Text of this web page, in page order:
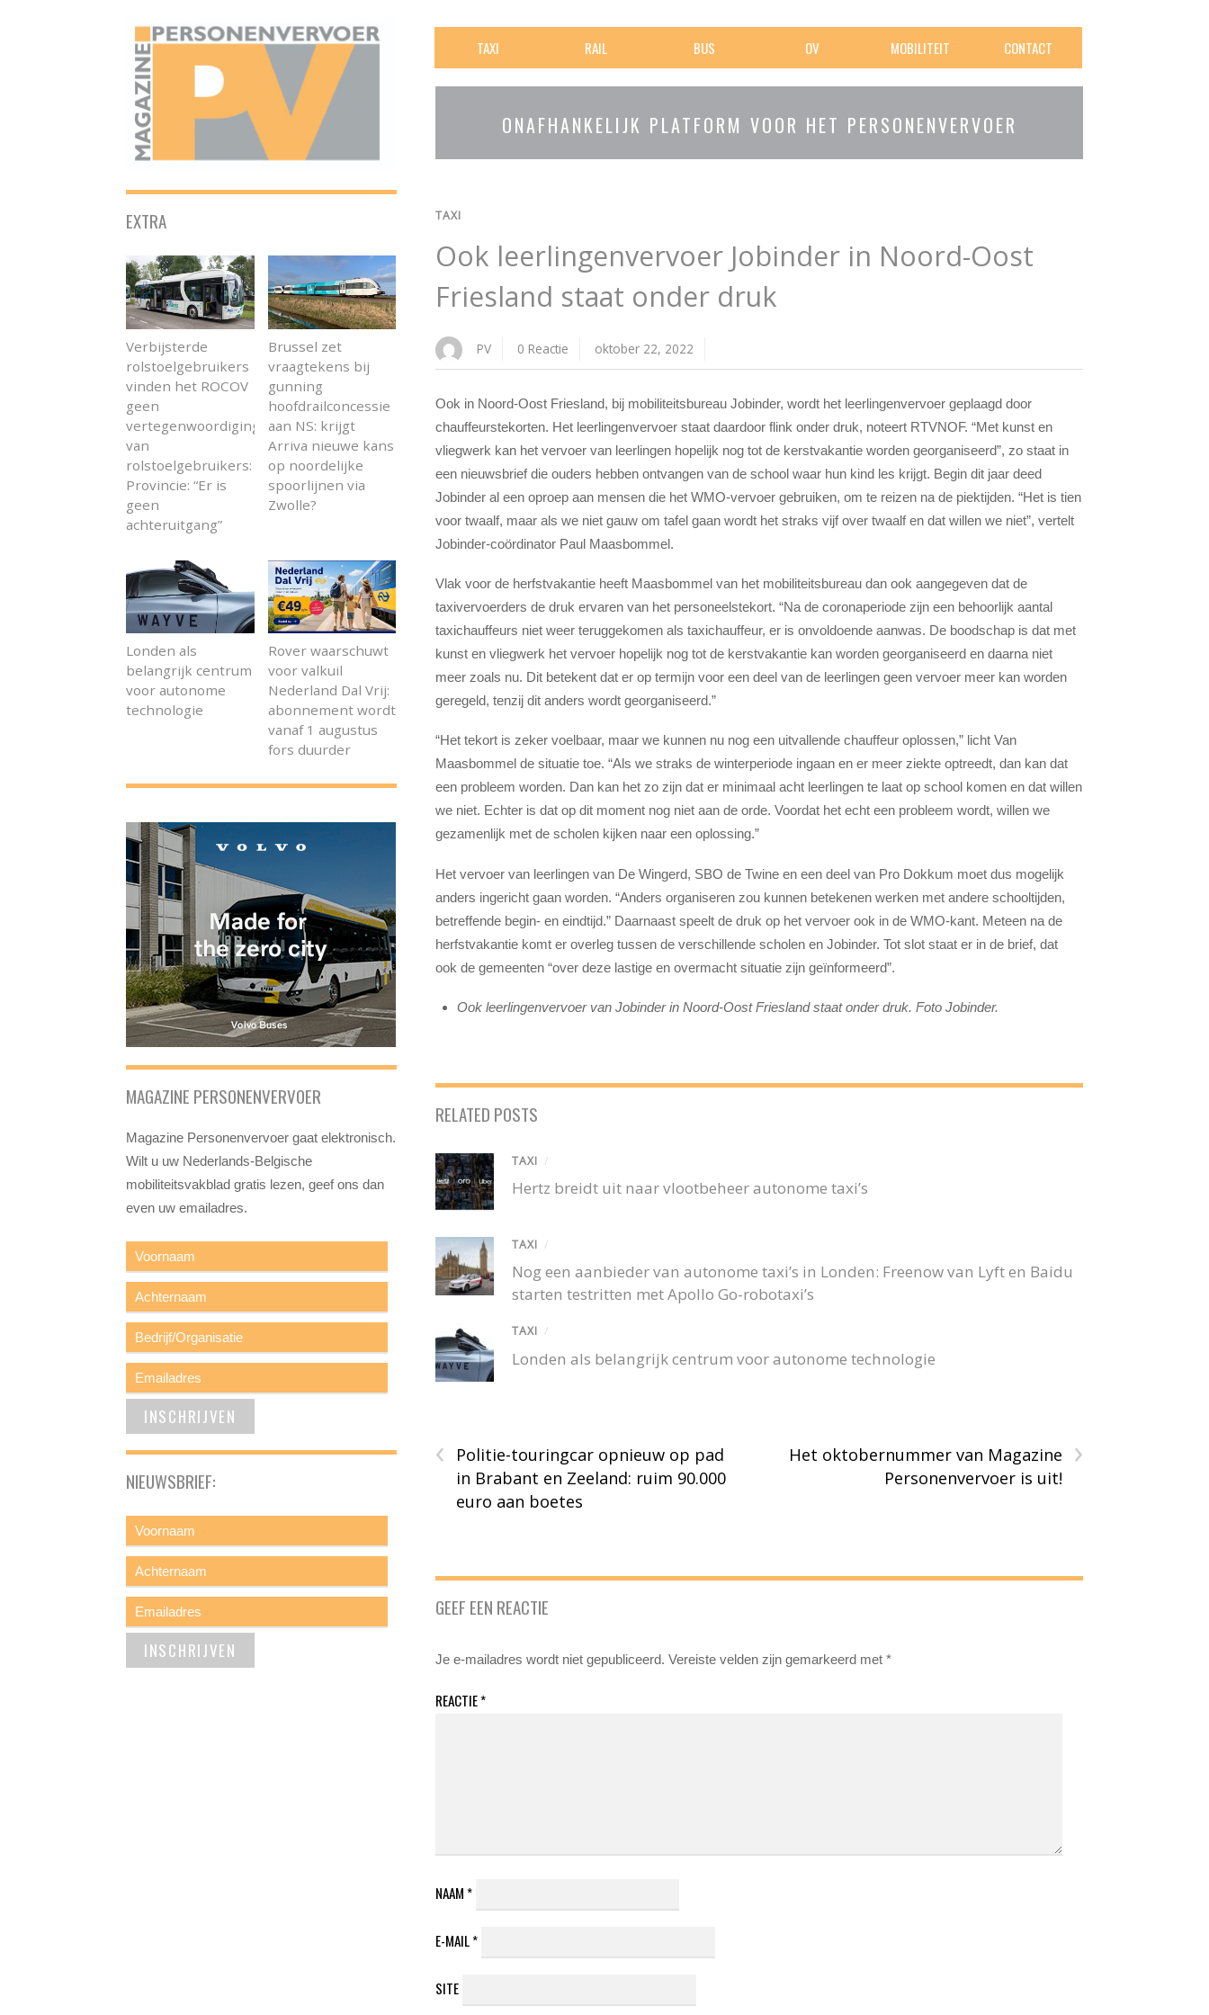
TAXI RAIL BUS OV MOBILITEIT CONTACT
ONAFHANKELIJK PLATFORM VOOR HET PERSONENVERVOER
TAXI
Ook leerlingenvervoer Jobinder in Noord-Oost
Friesland staat onder druk
PV 0 Reactie oktober 22, 2022
Ook in Noord-Oost Friesland, bij mobiliteitsbureau Jobinder, wordt het leerlingenvervoer geplaagd door
chauffeurstekorten. Het leerlingenvervoer staat daardoor flink onder druk, noteert RTVNOF. “Met kunst en
vliegwerk kan het vervoer van leerlingen hopelijk nog tot de kerstvakantie worden georganiseerd”, zo staat in
een nieuwsbrief die ouders hebben ontvangen van de school waar hun kind les krijgt. Begin dit jaar deed
Jobinder al een oproep aan mensen die het WMO-vervoer gebruiken, om te reizen na de piektijden. “Het is tien
voor twaalf, maar als we niet gauw om tafel gaan wordt het straks vijf over twaalf en dat willen we niet”, vertelt
Jobinder-coördinator Paul Maasbommel.
Vlak voor de herfstvakantie heeft Maasbommel van het mobiliteitsbureau dan ook aangegeven dat de
taxivervoerders de druk ervaren van het personeelstekort. “Na de coronaperiode zijn een behoorlijk aantal
taxichauffeurs niet weer teruggekomen als taxichauffeur, er is onvoldoende aanwas. De boodschap is dat met
kunst en vliegwerk het vervoer hopelijk nog tot de kerstvakantie kan worden georganiseerd en daarna niet
meer zoals nu. Dit betekent dat er op termijn voor een deel van de leerlingen geen vervoer meer kan worden
geregeld, tenzij dit anders wordt georganiseerd.”
“Het tekort is zeker voelbaar, maar we kunnen nu nog een uitvallende chauffeur oplossen,” licht Van
Maasbommel de situatie toe. “Als we straks de winterperiode ingaan en er meer ziekte optreedt, dan kan dat
een probleem worden. Dan kan het zo zijn dat er minimaal acht leerlingen te laat op school komen en dat willen
we niet. Echter is dat op dit moment nog niet aan de orde. Voordat het echt een probleem wordt, willen we
gezamenlijk met de scholen kijken naar een oplossing.”
Het vervoer van leerlingen van De Wingerd, SBO de Twine en een deel van Pro Dokkum moet dus mogelijk
anders ingericht gaan worden. “Anders organiseren zou kunnen betekenen werken met andere schooltijden,
betreffende begin- en eindtijd.” Daarnaast speelt de druk op het vervoer ook in de WMO-kant. Meteen na de
herfstvakantie komt er overleg tussen de verschillende scholen en Jobinder. Tot slot staat er in de brief, dat
ook de gemeenten “over deze lastige en overmacht situatie zijn geïnformeerd”.
Ook leerlingenvervoer van Jobinder in Noord-Oost Friesland staat onder druk. Foto Jobinder.
RELATED POSTS
TAXI /
Hertz breidt uit naar vlootbeheer autonome taxi’s
TAXI /
Nog een aanbieder van autonome taxi’s in Londen: Freenow van Lyft en Baidu
starten testritten met Apollo Go-robotaxi’s
TAXI /
Londen als belangrijk centrum voor autonome technologie
‹
Politie-touringcar opnieuw op pad
in Brabant en Zeeland: ruim 90.000
euro aan boetes
›
Het oktobernummer van Magazine
Personenvervoer is uit!
GEEF EEN REACTIE
Je e-mailadres wordt niet gepubliceerd. Vereiste velden zijn gemarkeerd met*
REACTIE*
NAAM *
E-MAIL*
SITE
EXTRA
Verbijsterde
rolstoelgebruikers
vinden het ROCOV
geen
vertegenwoordiging
van
rolstoelgebruikers:
Provincie: “Er is
geen
achteruitgang”
Brussel zet
vraagtekens bij
gunning
hoofdrailconcessie
aan NS: krijgt
Arriva nieuwe kans
op noordelijke
spoorlijnen via
Zwolle?
Londen als
belangrijk centrum
voor autonome
technologie
Rover waarschuwt
voor valkuil
Nederland Dal Vrij:
abonnement wordt
vanaf 1 augustus
fors duurder
MAGAZINE PERSONENVERVOER
Magazine Personenvervoer gaat elektronisch.
Wilt u uw Nederlands-Belgische
mobiliteitsvakblad gratis lezen, geef ons dan
even uw emailadres.
NIEUWSBRIEF: